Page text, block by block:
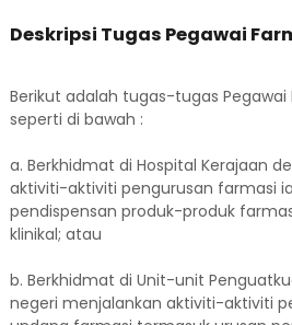
Deskripsi Tugas Pegawai
Berikut adalah tugas-tugas Pegawai
seperti di bawah :
a. Berkhidmat di Hospital Kerajaan
aktiviti-aktiviti pengurusan farmasi
pendispensan produk-produk
klinikal; atau
b. Berkhidmat di Unit-unit
negeri menjalankan aktiviti-aktiviti